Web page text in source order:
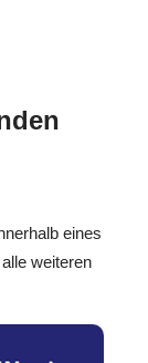
eines
weiteren